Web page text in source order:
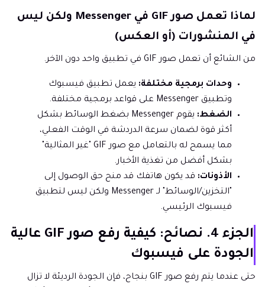
لماذا تعمل صور GIF في Messenger ولكن ليس
في المنشورات (أو العكس)
من الشائع أن تعمل صور GIF في تطبيق واحد دون الآخر.
وحدات برمجية مختلفة: يعمل تطبيق فيسبوك
وتطبيق Messenger على قواعد برمجية مختلفة.
الضغط:
يقوم Messenger بضغط الوسائط بشكل
أكثر قوة لضمان سرعة الدردشة في الوقت الفعلي،
مما يسمح له بالتعامل مع صور GIF "غير المثالية"
بشكل أفضل من تغذية الأخبار.
الأذونات: قد يكون هاتفك قد منح حق الوصول إلى
"التخزين/الوسائط" لـ Messenger ولكن ليس لتطبيق
فيسبوك الرئيسي.
الجزء 4. نصائح: كيفية رفع صور GIF عالية
الجودة على فيسبوك
حتى عندما يتم رفع صور GIF بنجاح، فإن الجودة الرديئة لا تزال